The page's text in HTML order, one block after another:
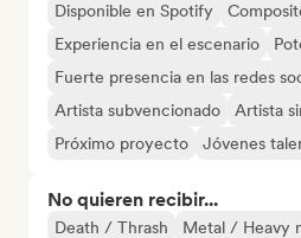
Disponible en Spotify
Experiencia en el escenario
Fuerte presencia en las redes
Artista subvencionado
Artista
Próximo proyecto
Jóvenes
No quieren recibir...
Death / Thrash Metal / Heavy